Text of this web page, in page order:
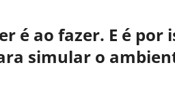
é ao fazer. E é por
simular o